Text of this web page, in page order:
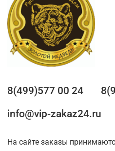
8(499)577 00 24
info@vip-zakaz24.ru
На сайте заказы